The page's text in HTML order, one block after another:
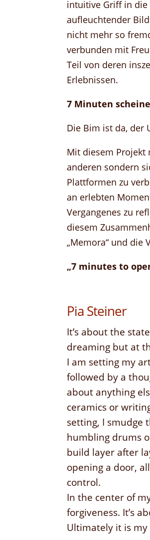
intuitive Griff in die
aufleuchtender
nicht mehr so
verbunden mit
Teil von deren
Erlebnissen.
7 Minuten
Die Bim ist da, der
Mit diesem Projekt
anderen sondern
Plattformen zu
an erlebten
Vergangenes zu
diesem
„Memora“ und die
„7 minutes to
Pia Steiner
It’s about the
dreaming but at
I am setting my
followed by a
about anything
ceramics or
setting, I smudge
humbling drums
build layer after
opening a door,
control.
In the center of
forgiveness. It’s
Ultimately it is